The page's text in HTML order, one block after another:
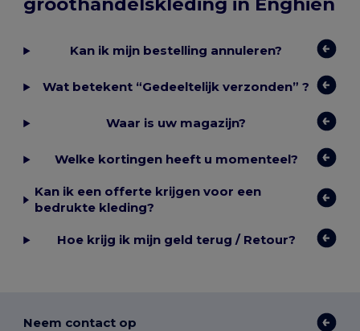
Kan ik mijn bestelling annuleren?
Wat betekent “Gedeeltelijk verzonden” ?
Waar is uw magazijn?
Welke kortingen heeft u momenteel?
Kan ik een offerte krijgen voor een
bedrukte kleding?
Hoe krijg ik mijn geld terug / Retour?
Neem contact op